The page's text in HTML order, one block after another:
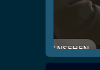
JETZT ANSEHEN